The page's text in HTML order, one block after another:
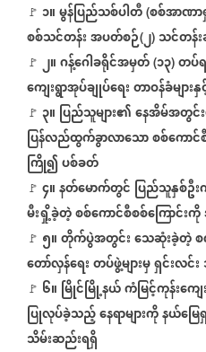
🚩 ၁။မွန်ပြည်သစ်ပါတီ (စစ်အာဏ
စစ်သင်တန်းအပတ်စဉ်(၂) သင်တန်း
🚩 ၂။ဂန့်ဂေါခရိုင်အမှတ် (၁၃) တပ်
ကျေးရွာအုပ်ချုပ်ရေးတာဝန်ခံများ
🚩 ၃။ ပြည်သူများ၏နေအိမ်အတွင်
ပြန်လည်ထွက်ခွာလာသောစစ်ကောင်
ကြို၍ပစ်ခတ်
🚩 ၄။နတ်မောက်တွင် ပြည်သူနှစ်ဦ
မီးရှို့ခဲ့တဲ့စစ်ကောင်စီစစ်ကြောင်းကို
🚩 ၅။တိုက်ပွဲအတွင်းသေဆုံးခဲ့တဲ့
တော်လှန်ရေးတပ်ဖွဲ့များမှရှင်းလင်း
🚩 ၆။ မြိုင်မြို့နယ်ကံမြင့်ကုန်းကျေ
ပြုလုပ်ခဲ့သည့်နေရာများကိုနယ်မြေ
သိမ်းဆည်းရရှိ